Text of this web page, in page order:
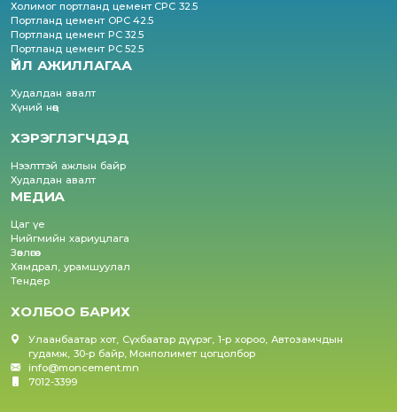
Холимог портланд цемент CPC 32.5
Портланд цемент OPC 42.5
Портланд цемент PC 32.5
Портланд цемент PC 52.5
ҮЙЛ АЖИЛЛАГАА
Худалдан авалт
Хүний нөөц
ХЭРЭГЛЭГЧДЭД
Нээлттэй ажлын байр
Худалдан авалт
МЕДИА
Цаг үе
Нийгмийн хариуцлага
Зөвлөгөө
Хямдрал, урамшуулал
Тендер
ХОЛБОО БАРИХ
Улаанбаатар хот, Сүхбаатар дүүрэг, 1-р хороо, Автозамчдын
гудамж, 30-р байр, Монполимет цогцолбор
info@moncement.mn
7012-3399